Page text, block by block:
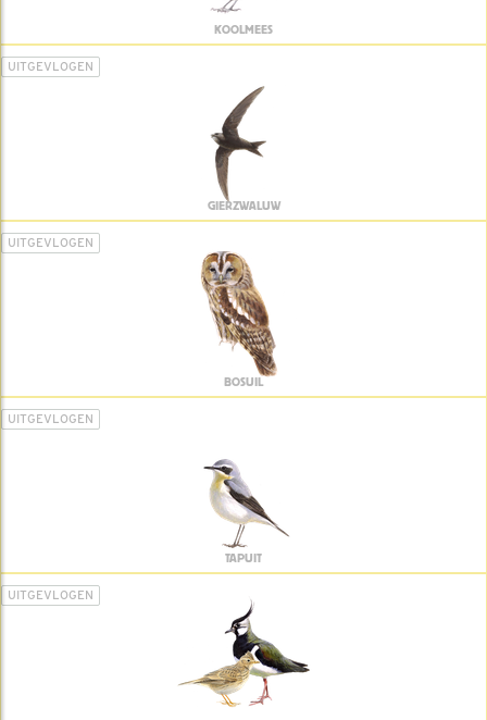
KOOLMEES
UITGEVLOGEN
GIERZWALUW
UITGEVLOGEN
BOSUIL
UITGEVLOGEN
TAPUIT
UITGEVLOGEN